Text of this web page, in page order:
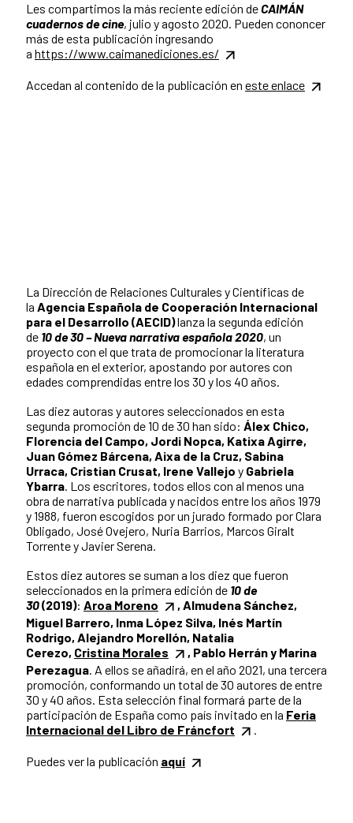
Les compartimos la más reciente edición deCAIMÁN
cuadernos de cine, julio y agosto 2020. Pueden cononcer
más de esta publicación ingresando
a https://www.caimanediciones.es/
Accedan al contenido de la publicación en este enlace
La Dirección de Relaciones Culturales y Científicas de
la Agencia Española de Cooperación Internacional
para el Desarrollo (AECID)lanza la segunda edición
de 10 de 30 – Nueva narrativa española 2020, un
proyecto con el que trata de promocionar la literatura
española en el exterior, apostando por autores con
edades comprendidas entre los 30 y los 40 años.
Las diez autoras y autores seleccionados en esta
segunda promoción de 10 de 30 han sido: Álex Chico,
Florencia del Campo, Jordi Nopca, Katixa Agirre,
Juan Gómez Bárcena, Aixa de la Cruz, Sabina
Urraca, Cristian Crusat, Irene Vallejo y Gabriela
Ybarra. Los escritores, todos ellos con al menos una
obra de narrativa publicada y nacidos entre los años 1979
y 1988, fueron escogidos por un jurado formado por Clara
Obligado, José Ovejero, Nuria Barrios, Marcos Giralt
Torrente y Javier Serena.
Estos diez autores se suman a los diez que fueron
seleccionados en la primera edición de 10 de
30(2019): Aroa Moreno
, Almudena Sánchez,
Miguel Barrero, Inma López Silva, Inés Martín
Rodrigo, Alejandro Morellón, Natalia
Cerezo, Cristina Morales
, Pablo Herrán y Marina
Perezagua. A ellos se añadirá, en el año 2021, una tercera
promoción, conformando un total de 30 autores de entre
30 y 40 años. Esta selección final formará parte de la
participación de España como país invitado en la Feria
Internacional del Libro de Fráncfort
.
Puedes ver la publicación aquí